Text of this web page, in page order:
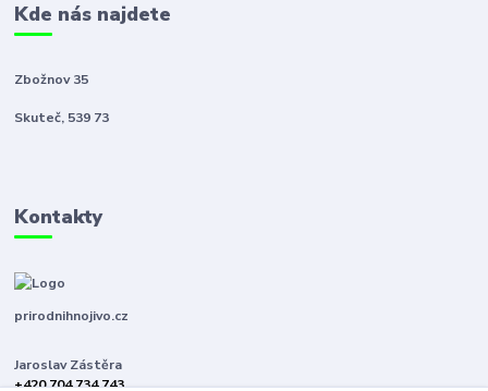
Kde nás najdete
Zbožnov 35
Skuteč, 539 73
Kontakty
prirodnihnojivo.cz
Jaroslav Zástěra
+420 704 734 743